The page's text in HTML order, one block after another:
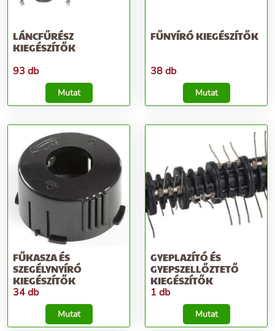
LÁNCFŰRÉSZ
KIEGÉSZÍTŐK
93 db
Mutat
FŰNYÍRÓ KIEGÉSZÍTŐK
38 db
Mutat
FŰKASZA ÉS
SZEGÉLYNYÍRÓ
KIEGÉSZÍTŐK
34 db
Mutat
GYEPLAZÍTÓ ÉS
GYEPSZELLŐZTETŐ
KIEGÉSZÍTŐK
1 db
Mutat